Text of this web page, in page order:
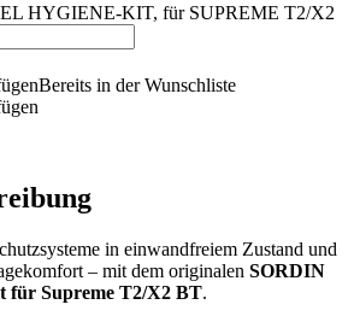
HYGIENE-KIT, für SUPREME T2/X2
Bereits in der Wunschliste
in einwandfreiem Zustand und
– mit dem originalen SORDIN
für Supreme T2/X2 BT.